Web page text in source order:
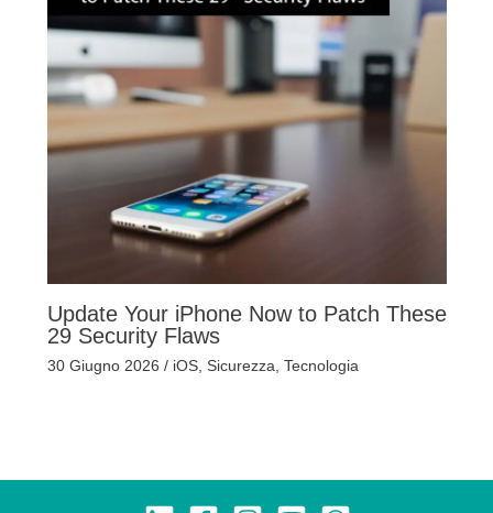
Update Your iPhone Now to Patch These
29 Security Flaws
30 Giugno 2026 / iOS, Sicurezza, Tecnologia